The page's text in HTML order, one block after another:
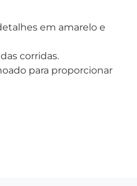
em amarelo e
corridas.
para proporcionar